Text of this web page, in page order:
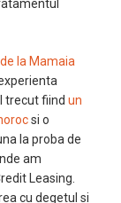
la Mamaia
trecut fiind un
si o
la proba de
am
Leasing.
cu degetul si